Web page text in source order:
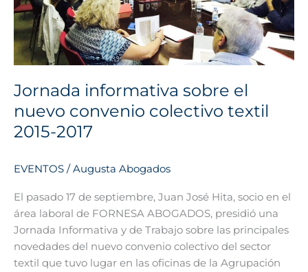
Jornada informativa sobre el
nuevo convenio colectivo textil
2015-2017
EVENTOS /Augusta Abogados
El pasado 17 de septiembre, Juan José Hita, socio en el
área laboral de FORNESA ABOGADOS, presidió una
Jornada Informativa y de Trabajo sobre las principales
novedades del nuevo convenio colectivo del sector
textil que tuvo lugar en las oficinas de la Agrupación
colectivo
textil
2015-
2017